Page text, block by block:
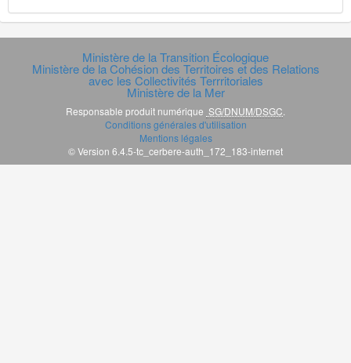
Ministère de la Transition Écologique
Ministère de la Cohésion des Territoires et des Relations
avec les Collectivités Terrritoriales
Ministère de la Mer
Responsable produit numérique SG/DNUM/DSGC
Conditions générales d'utilisation
Mentions légales
© Version 6.4.5-tc_cerbere-auth_172_183-internet